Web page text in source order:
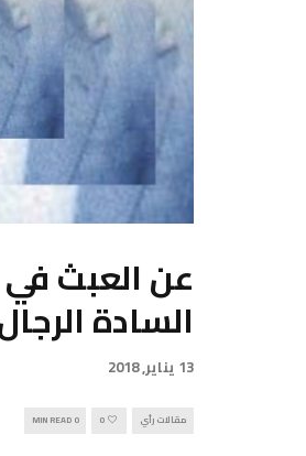
عن العبث في
السادة
13 يناير, 2018
مقالات رأي 0
0 MIN READ